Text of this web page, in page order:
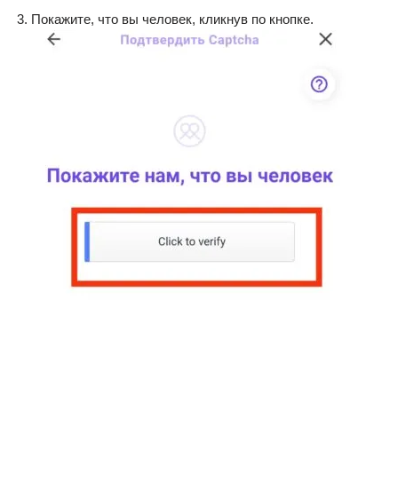
Покажите, что вы человек, кликнув по кнопке.